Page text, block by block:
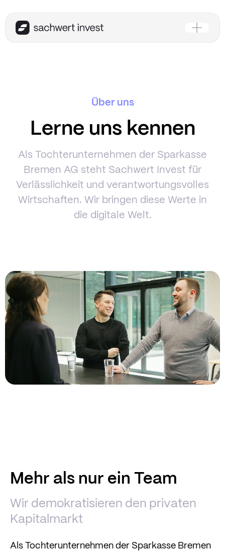
Über uns
Lerne uns kennen
Als Tochterunternehmen der Sparkasse
Bremen AG steht Sachwert Invest für
Verlässlichkeit und verantwortungsvolles
Wirtschaften. Wir bringen diese Werte in
die digitale Welt.
Mehr als nur ein Team
Wir demokratisieren den privaten
Kapitalmarkt
Als Tochterunternehmen der Sparkasse Bremen